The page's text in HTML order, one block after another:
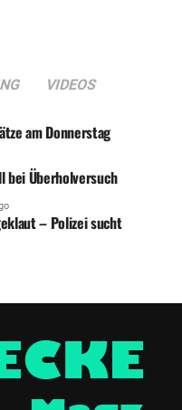
VIDEOS
am Donnerstag
bei Überholversuch
– Polizei sucht